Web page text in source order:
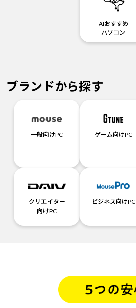
AIおすすめ
パソコン
ブランドから探す
一般向けPC ゲーム向けPC
クリエイター
向けPC
ビジネス向けPC